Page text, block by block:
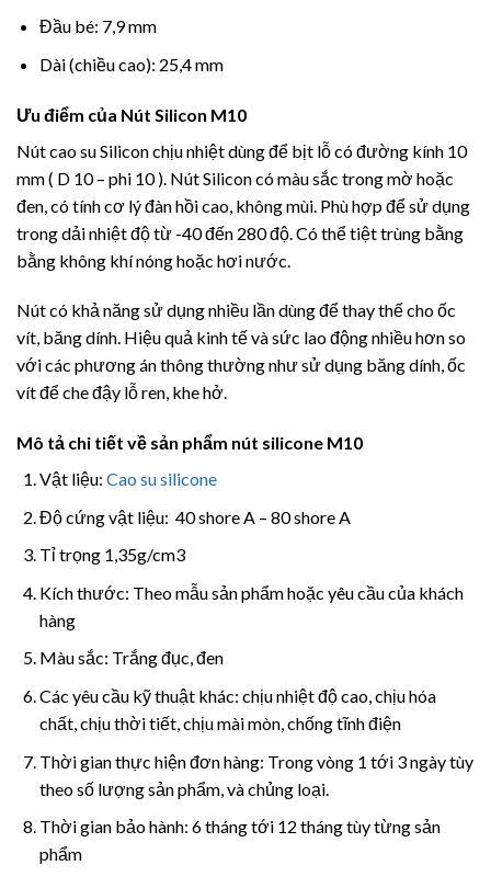
Đầu bé: 7,9 mm
Dài (chiều cao): 25,4 mm
Ưu điểm của Nút Silicon M10
Nút cao su Silicon chịu nhiệt dùng để bịt lỗ có đường kính 10
mm ( D 10 – phi 10 ). Nút Silicon có màu sắc trong mờ hoặc
đen, có tính cơ lý đàn hồi cao, không mùi. Phù hợp để sử dụng
trong dải nhiệt độ từ -40 đến 280 độ. Có thể tiệt trùng bằng
bằng không khí nóng hoặc hơi nước.
Nút có khả năng sử dụng nhiều lần dùng để thay thế cho ốc
vít, băng dính. Hiệu quả kinh tế và sức lao động nhiều hơn so
với các phương án thông thường như sử dụng băng dính, ốc
vít để che đậy lỗ ren, khe hở.
Mô tả chi tiết về sản phẩm nút silicone M10
Vật liệu: Cao su silicone
Độ cứng vật liệu: 40 shore A – 80 shore A
Tỉ trọng 1,35g/cm3
Kích thước: Theo mẫu sản phẩm hoặc yêu cầu của khách
hàng
Màu sắc: Trắng đục, đen
Các yêu cầu kỹ thuật khác: chịu nhiệt độ cao, chịu hóa
chất, chịu thời tiết, chịu mài mòn, chống tĩnh điện
Thời gian thực hiện đơn hàng: Trong vòng 1 tới 3 ngày tùy
theo số lượng sản phẩm, và chủng loại.
Thời gian bảo hành: 6 tháng tới 12 tháng tùy từng sản
phẩm